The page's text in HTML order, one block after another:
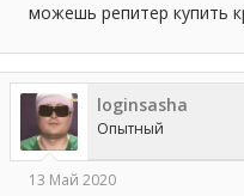
можешь репитер купить
loginsasha
Опытный
13 Май 2020